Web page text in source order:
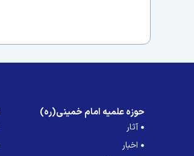
حوزه علمیه امام خمینی(ره)
آثار
اخبار